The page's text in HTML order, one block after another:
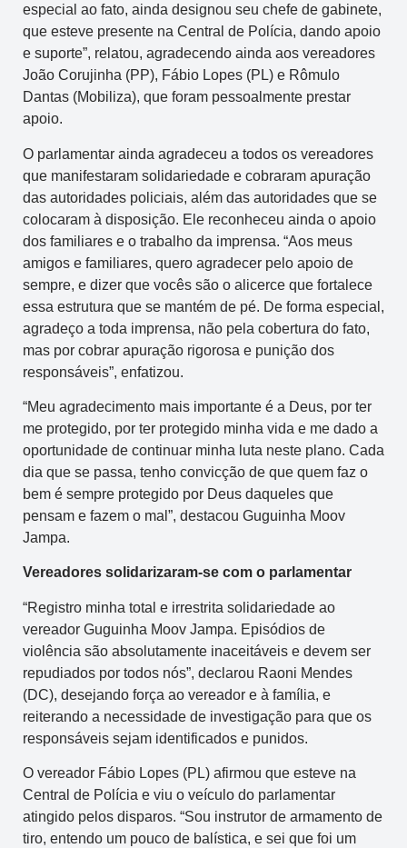
especial ao fato, ainda designou seu chefe de gabinete,
que esteve presente na Central de Polícia, dando apoio
e suporte”, relatou, agradecendo ainda aos vereadores
João Corujinha (PP), Fábio Lopes (PL) e Rômulo
Dantas (Mobiliza), que foram pessoalmente prestar
apoio.
O parlamentar ainda agradeceu a todos os vereadores
que manifestaram solidariedade e cobraram apuração
das autoridades policiais, além das autoridades que se
colocaram à disposição. Ele reconheceu ainda o apoio
dos familiares e o trabalho da imprensa. “Aos meus
amigos e familiares, quero agradecer pelo apoio de
sempre, e dizer que vocês são o alicerce que fortalece
essa estrutura que se mantém de pé. De forma especial,
agradeço a toda imprensa, não pela cobertura do fato,
mas por cobrar apuração rigorosa e punição dos
responsáveis”, enfatizou.
“Meu agradecimento mais importante é a Deus, por ter
me protegido, por ter protegido minha vida e me dado a
oportunidade de continuar minha luta neste plano. Cada
dia que se passa, tenho convicção de que quem faz o
bem é sempre protegido por Deus daqueles que
pensam e fazem o mal”, destacou Guguinha Moov
Jampa.
Vereadores solidarizaram-se com o parlamentar
“Registro minha total e irrestrita solidariedade ao
vereador Guguinha Moov Jampa. Episódios de
violência são absolutamente inaceitáveis e devem ser
repudiados por todos nós”, declarou Raoni Mendes
(DC), desejando força ao vereador e à família, e
reiterando a necessidade de investigação para que os
responsáveis sejam identificados e punidos.
O vereador Fábio Lopes (PL) afirmou que esteve na
Central de Polícia e viu o veículo do parlamentar
atingido pelos disparos. “Sou instrutor de armamento de
tiro, entendo um pouco de balística, e sei que foi um